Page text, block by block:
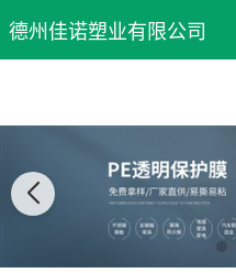
德州佳诺塑业有限公司